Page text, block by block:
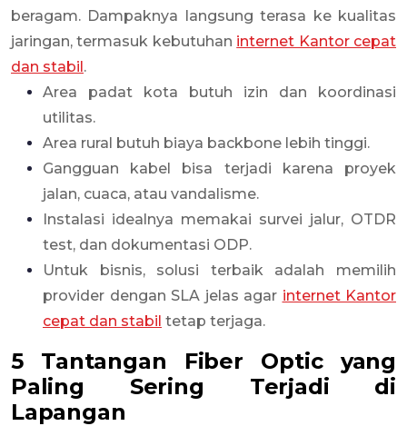
beragam. Dampaknya langsung terasa ke kualitas
jaringan, termasuk kebutuhan internet Kantor cepat
dan stabil.
Area padat kota butuh izin dan koordinasi
utilitas.
Area rural butuh biaya backbone lebih tinggi.
Gangguan kabel bisa terjadi karena proyek
jalan, cuaca, atau vandalisme.
Instalasi idealnya memakai survei jalur, OTDR
test, dan dokumentasi ODP.
Untuk bisnis, solusi terbaik adalah memilih
provider dengan SLA jelas agar internet Kantor
cepat dan stabil tetap terjaga.
5 Tantangan Fiber Optic yang
Paling Sering Terjadi di
Lapangan